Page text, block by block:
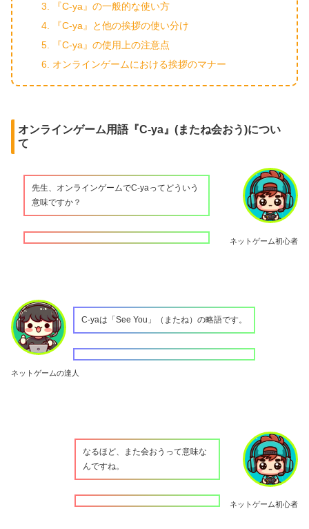
『C-ya』の一般的な使い方
『C-ya』と他の挨拶の使い分け
『C-ya』の使用上の注意点
オンラインゲームにおける挨拶のマナー
オンラインゲーム用語『C-ya』(またね会おう)につい
て
ネットゲーム初心者
先生、オンラインゲームでC-yaってどういう
意味ですか？
ネットゲームの達人
C-yaは「See You」（またね）の略語です。
ネットゲーム初心者
なるほど、また会おうって意味な
んですね。